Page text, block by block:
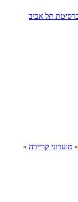
תל אביב
» מועדוני קריירה »